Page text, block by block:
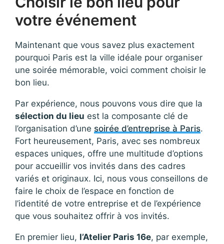
votre événement
Maintenant que vous savez plus exactement
pourquoi Paris est la ville idéale pour organiser
une soirée mémorable, voici comment choisir le
bon lieu.
Par expérience, nous pouvons vous dire que la
sélection du lieu est la composante clé de
l’organisation d’une soirée d’entreprise à Paris.
Fort heureusement, Paris, avec ses nombreux
espaces uniques, offre une multitude d’options
pour accueillir vos invités dans des cadres
variés et originaux. Ici, nous vous conseillons de
faire le choix de l’espace en fonction de
l’identité de votre entreprise et de l’expérience
que vous souhaitez offrir à vos invités.
En premier lieu, l’Atelier Paris 16e, par exemple,